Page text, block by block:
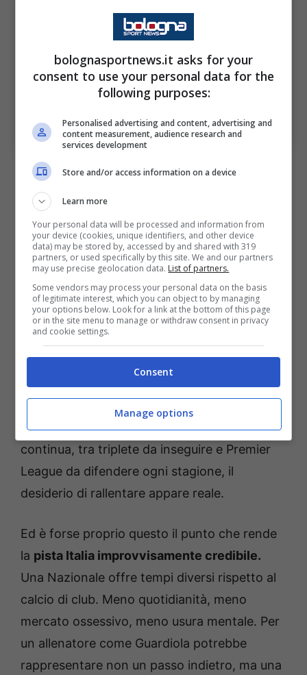
Il ritorno in Italia e quel legame mai davvero spezzato
(Ansa Foto) – BolognaSportnews
Ecco perché l’ipotesi azzurra, pur complicata,
non appare così assurda. Certo, resta il nodo
economico. Al City Guardiola
28 milioni di euro a stagione , senza contare i
costi del suo staff. Numeri totalmente fuori
portata per la Federazione italiana.
Ma qui entra in gioco un aspetto più umano
che finanziario. Nelle sue ultime parole da
allenatore dei Citizens, Guardiola ha lasciato
trasparire una stanchezza autentica: “
bisogno di respirare un po’, di fermarmi
Dopo quasi vent’anni vissuti sotto pressione
continua, tra triplete da inseguire e Premier
League da difendere ogni stagione, il
desiderio di rallentare appare reale.
Ed è forse proprio questo il punto che rende
la pista Italia improvvisamente credibile.
Una Nazionale offre tempi diversi rispetto al
calcio di club. Meno quotidianità, meno
mercato ossessivo, meno usura mentale. Per
un allenatore come Guardiola potrebbe
rappresentare non un passo indietro, ma una
bolognasportnews.it asks for your
consent to use your personal data for the
following purposes:
Personalised advertising and content, advertising and
content measurement, audience research and
services development
Store and/or access information on a device
Learn more
Your personal data will be processed and information from
your device (cookies, unique identifiers, and other device
data) may be stored by, accessed by and shared with 319
partners, or used specifically by this site. We and our partners
may use precise geolocation data. List of partners.
Some vendors may process your personal data on the basis
of legitimate interest, which you can object to by managing
your options below. Look for a link at the bottom of this page
or in the site menu to manage or withdraw consent in privacy
and cookie settings.
Consent
Manage options